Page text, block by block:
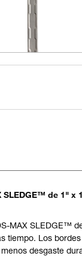
SLEDGE™ de 1" x
MAX SLEDGE™
tiempo. Los
desgaste